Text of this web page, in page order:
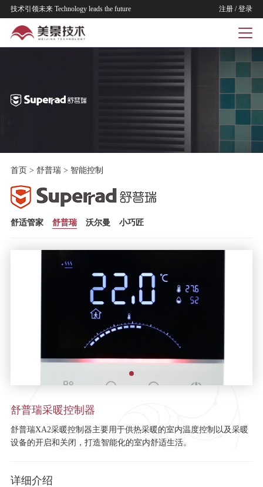
技术引领未来 Technology leads the future 注册 /登录
首页 > 舒普瑞> 智能控制
舒适管家 舒普瑞 沃尔曼 小巧匠
舒普瑞采暖控制器
舒普瑞XA2采暖控制器主要用于供热采暖的室内温度控制以及采暖
设备的开启和关闭，打造智能化的室内舒适生活。
详细介绍